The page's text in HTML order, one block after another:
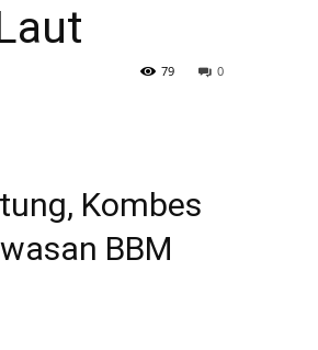
0
79
Kombes
BBM